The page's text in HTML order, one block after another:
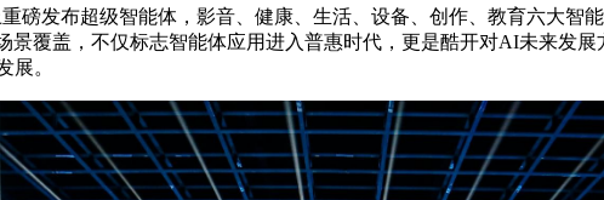
磅发布超级智能体，影音、健康、生活、设备、创作、教育六大智
覆盖，不仅标志智能体应用进入普惠时代，更是酷开对AI未来发
展。